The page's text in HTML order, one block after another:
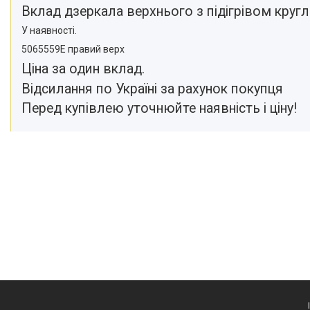
Вклад дзеркала верхнього з підігрівом
У наявності.
5065559Е правий верх
Ціна за один вклад.
Відсилання по Україні за рахунок покупця
Перед купівлею уточнюйте наявність і ціну!